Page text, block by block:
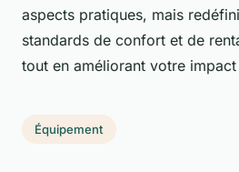
aspects pratiques, mais
standards de confort et de
tout en améliorant votre impact
Équipement